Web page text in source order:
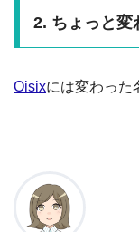
2. ちょっと変
Oisixには変わった